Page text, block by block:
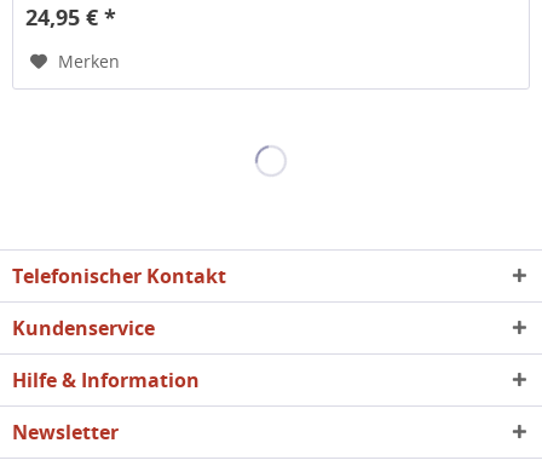
24,95 € *
Merken
Telefonischer Kontakt
Kundenservice
Hilfe & Information
Newsletter